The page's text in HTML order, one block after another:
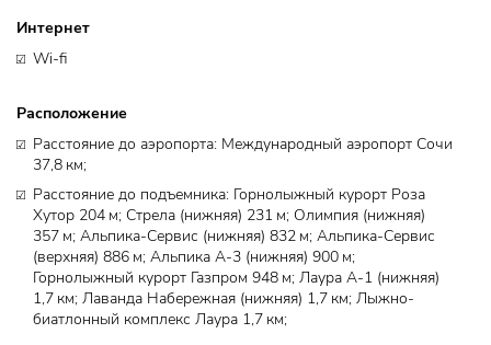
Интернет
Wi-fi
Расположение
Расстояние до аэропорта: Международный аэропорт Сочи
37,8 км;
Расстояние до подъемника: Горнолыжный курорт Роза
Хутор 204 м; Стрела (нижняя) 231 м; Олимпия (нижняя)
357 м; Альпика-Сервис (нижняя) 832 м; Альпика-Сервис
(верхняя) 886 м; Альпика А-3 (нижняя) 900 м;
Горнолыжный курорт Газпром 948 м; Лаура A-1 (нижняя)
1,7 км; Лаванда Набережная (нижняя) 1,7 км; Лыжно-
биатлонный комплекс Лаура 1,7 км;